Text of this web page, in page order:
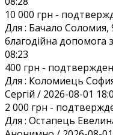
10 000 грн -
Для : Бачало Соломия,
благодійна допомога
08:23
400 грн - подтвержден
Для : Коломиець
Сергій / 2026-08-01
2 000 грн -
Для : Остапець